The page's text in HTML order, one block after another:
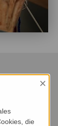
JAHR
×
die